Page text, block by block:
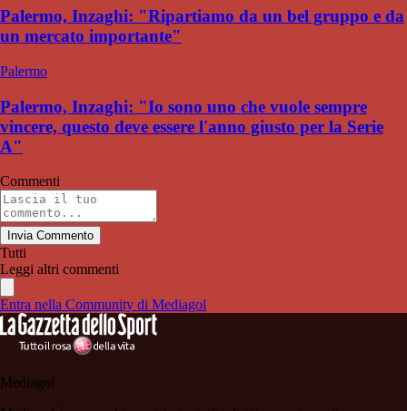
Palermo, Inzaghi: "Ripartiamo da un bel gruppo e da
un mercato importante"
Palermo
Palermo, Inzaghi: "Io sono uno che vuole sempre
vincere, questo deve essere l'anno giusto per la Serie
A"
Commenti
Invia Commento
Tutti
Leggi altri commenti
Entra nella Community di Mediagol
Mediagol